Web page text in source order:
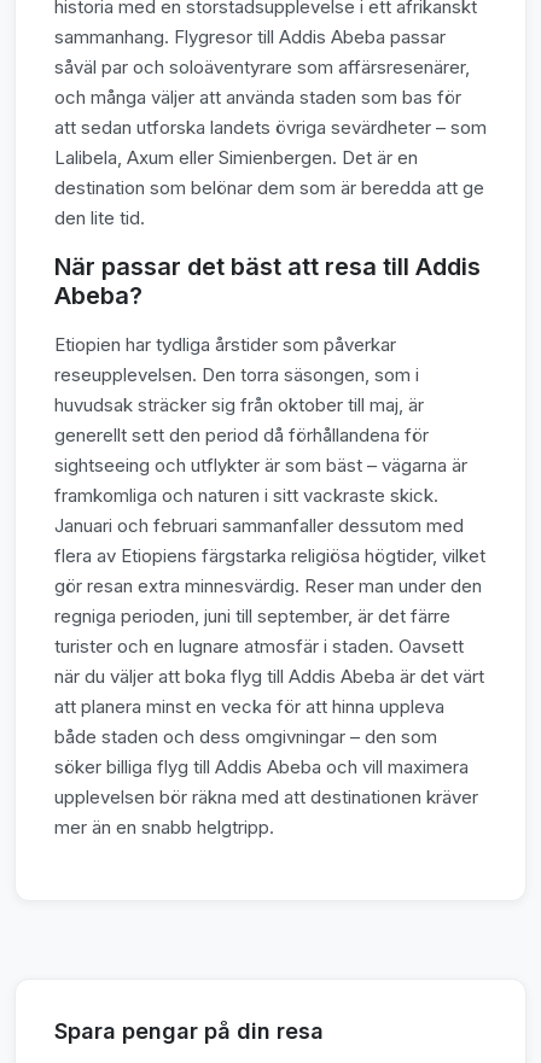
historia med en storstadsupplevelse i ett afrikanskt
sammanhang. Flygresor till Addis Abeba passar
såväl par och soloäventyrare som affärsresenärer,
och många väljer att använda staden som bas för
att sedan utforska landets övriga sevärdheter – som
Lalibela, Axum eller Simienbergen. Det är en
destination som belönar dem som är beredda att ge
den lite tid.
När passar det bäst att resa till Addis
Abeba?
Etiopien har tydliga årstider som påverkar
reseupplevelsen. Den torra säsongen, som i
huvudsak sträcker sig från oktober till maj, är
generellt sett den period då förhållandena för
sightseeing och utflykter är som bäst – vägarna är
framkomliga och naturen i sitt vackraste skick.
Januari och februari sammanfaller dessutom med
flera av Etiopiens färgstarka religiösa högtider, vilket
gör resan extra minnesvärdig. Reser man under den
regniga perioden, juni till september, är det färre
turister och en lugnare atmosfär i staden. Oavsett
när du väljer att boka flyg till Addis Abeba är det värt
att planera minst en vecka för att hinna uppleva
både staden och dess omgivningar – den som
söker billiga flyg till Addis Abeba och vill maximera
upplevelsen bör räkna med att destinationen kräver
mer än en snabb helgtripp.
Spara pengar på din resa